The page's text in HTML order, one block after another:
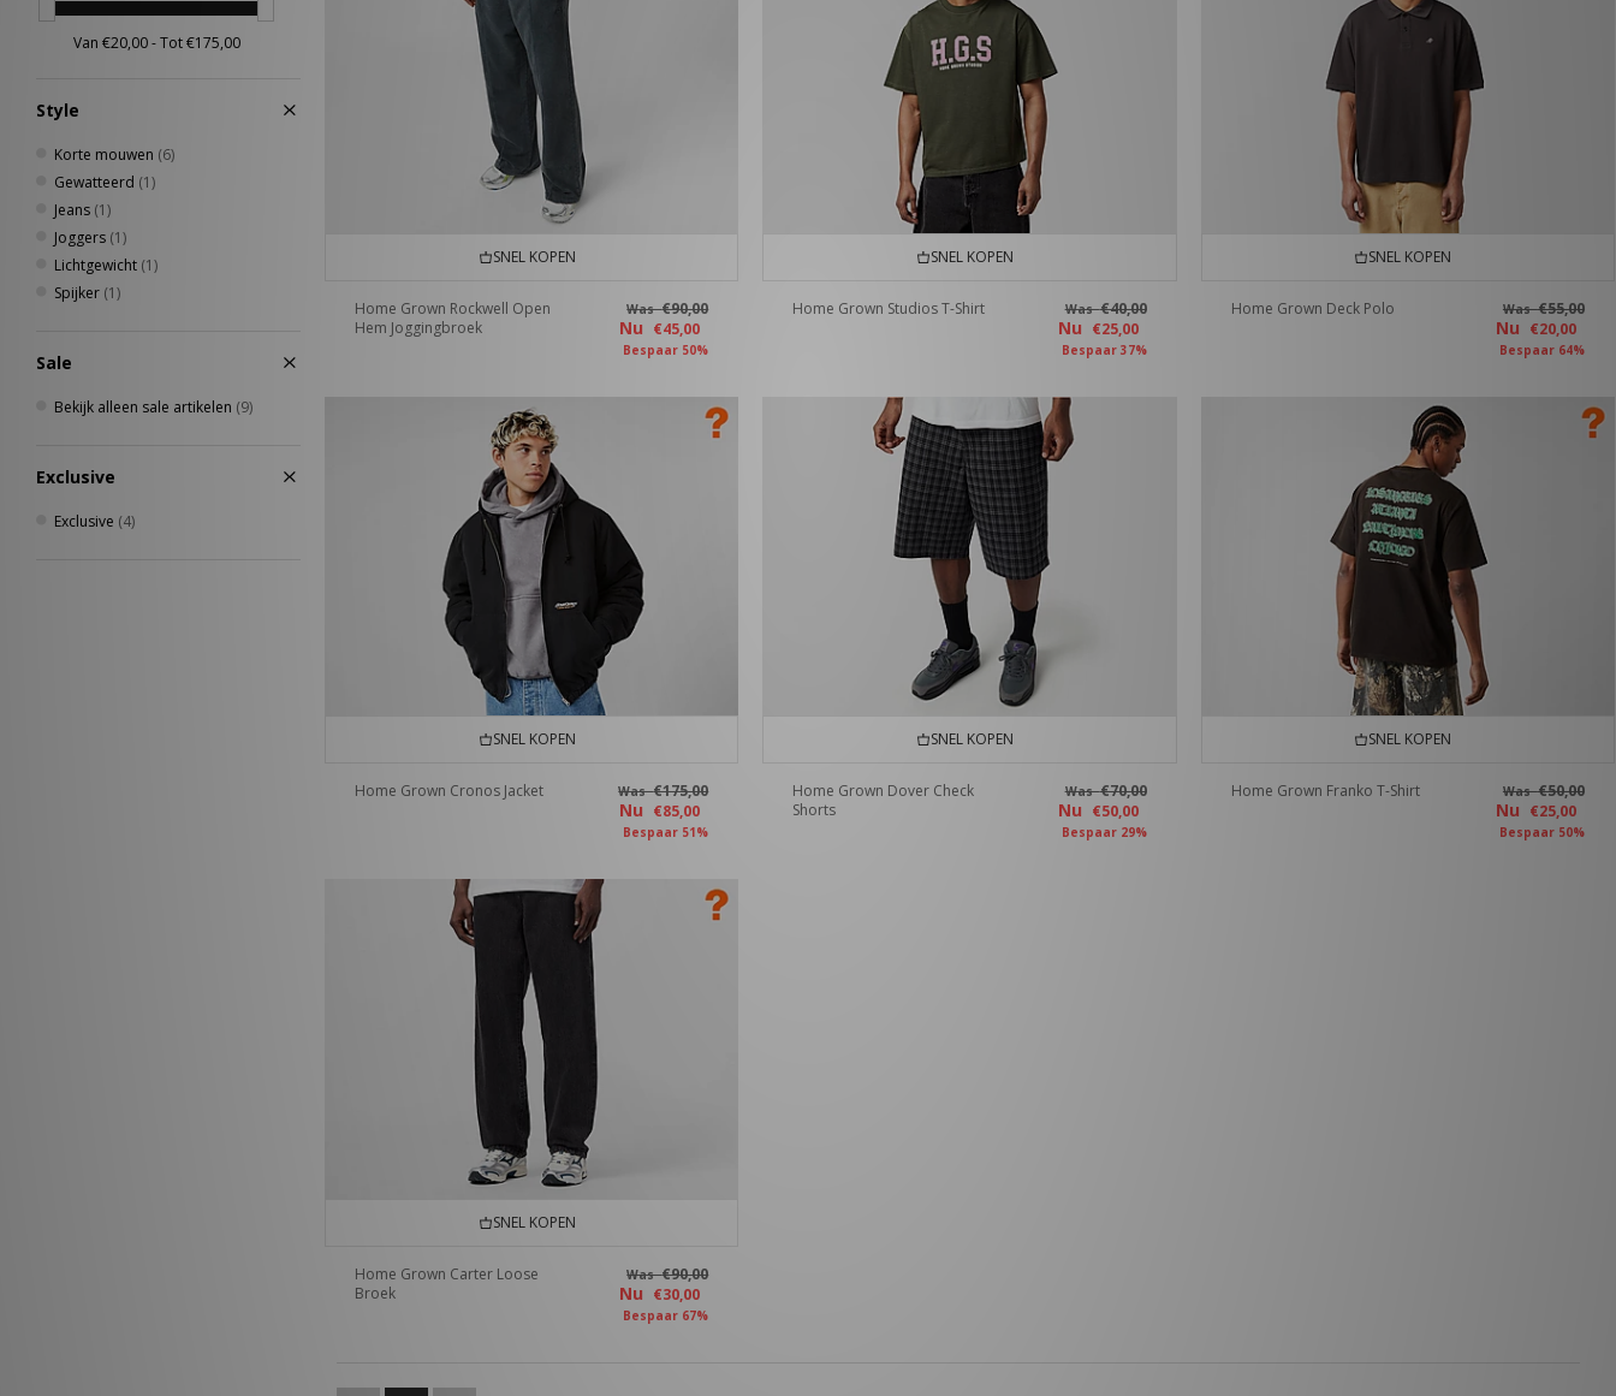
Style
Korte mouwen (6)
Gewatteerd (1)
Jeans (1)
Joggers (1)
Lichtgewicht (1)
Spijker (1)
Sale
Bekijk alleen sale artikelen (9)
Exclusive
Exclusive (4)
SNEL KOPEN
Home Grown Rockwell Open
Hem Joggingbroek
Was€90,00
Nu €45,00
Bespaar 50%
SNEL KOPEN
Home Grown Studios T-Shirt Was€40,00
Nu €25,00
Bespaar 37%
SNEL KOPEN
Home Grown Deck Polo Was€55,00
Nu €20,00
Bespaar 64%
SNEL KOPEN
Home Grown Cronos Jacket Was€175,00
Nu €85,00
Bespaar 51%
SNEL KOPEN
Home Grown Dover Check
Shorts
Was€70,00
Nu €50,00
Bespaar 29%
SNEL KOPEN
Home Grown Franko T-Shirt Was€50,00
Nu €25,00
Bespaar 50%
SNEL KOPEN
Home Grown Carter Loose
Broek
Was€90,00
Nu €30,00
Bespaar 67%